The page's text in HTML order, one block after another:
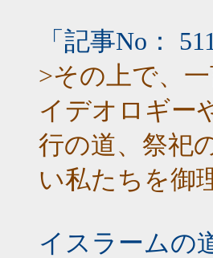
「記事No：
>その上で、
イデオロギー
行の道、祭祀
い私たちを御
イスラームの